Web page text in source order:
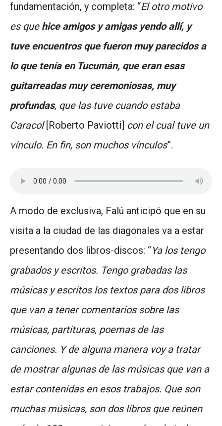
fundamentación, y completa: “El otro motivo
es que hice amigos y amigas yendo allí, y
tuve encuentros que fueron muy parecidos a
lo que tenía en Tucumán, que eran esas
guitarreadas muy ceremoniosas, muy
profundas, que las tuve cuando estaba
Caracol [Roberto Paviotti] con el cual tuve un
vínculo. En fin, son muchos vínculos”.
A modo de exclusiva, Falú anticipó que en su
visita a la ciudad de las diagonales va a estar
presentando dos libros-discos: “Ya los tengo
grabados y escritos. Tengo grabadas las
músicas y escritos los textos para dos libros
que van a tener comentarios sobre las
músicas, partituras, poemas de las
canciones. Y de alguna manera voy a tratar
de mostrar algunas de las músicas que van a
estar contenidas en esos trabajos. Que son
muchas músicas, son dos libros que reúnen